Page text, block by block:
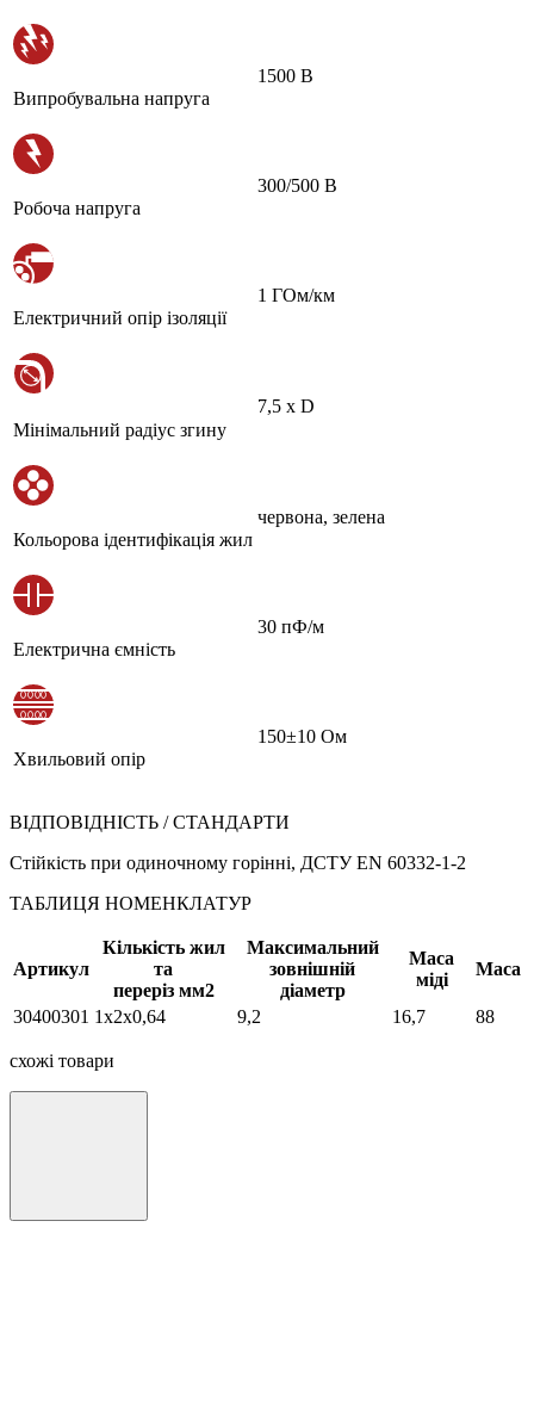
Випробувальна напруга
1500 В
Робоча напруга
300/500 В
Електричний опір ізоляції
1 ГОм/км
Мінімальний радіус згину
7,5 х D
Кольорова ідентифікація жил
червона, зелена
Електрична ємність
30 пФ/м
Хвильовий опір
150±10 Ом
ВІДПОВІДНІСТЬ / СТАНДАРТИ
Стійкість при одиночному горінні, ДСТУ EN 60332-1-2
ТАБЛИЦЯ НОМЕНКЛАТУР
Артикул
Кількість жил
та
переріз мм2
Максимальний
зовнішній
діаметр
Маса
міді
Маса
30400301 1х2х0,64 9,2 16,7 88
схожі товари